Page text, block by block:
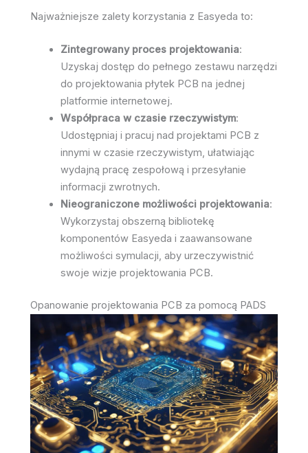
Najważniejsze zalety korzystania z Easyeda to:
Zintegrowany proces projektowania:
Uzyskaj dostęp do pełnego zestawu narzędzi
do projektowania płytek PCB na jednej
platformie internetowej.
Współpraca w czasie rzeczywistym:
Udostępniaj i pracuj nad projektami PCB z
innymi w czasie rzeczywistym, ułatwiając
wydajną pracę zespołową i przesyłanie
informacji zwrotnych.
Nieograniczone możliwości projektowania:
Wykorzystaj obszerną bibliotekę
komponentów Easyeda i zaawansowane
możliwości symulacji, aby urzeczywistnić
swoje wizje projektowania PCB.
Opanowanie projektowania PCB za pomocą PADS